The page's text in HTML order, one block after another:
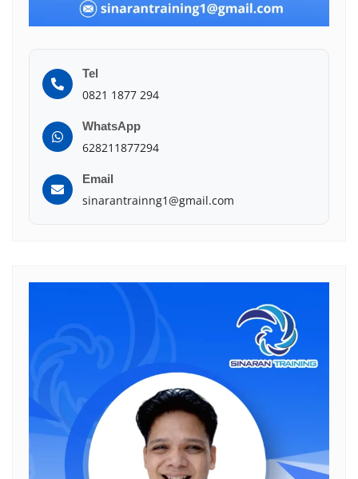
Tel
0821 1877 294
WhatsApp
628211877294
Email
sinarantrainng1@gmail.com